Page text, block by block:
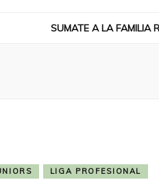
SUMATE A LA FAMILIA
LIGA PROFESIONAL